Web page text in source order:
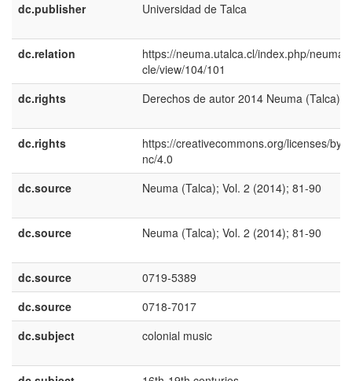
dc.publisher
Universidad de Talca
dc.relation
https://neuma.utalca.cl/index.php/neuma/
cle/view/104/101
dc.rights
Derechos de autor 2014 Neuma (Talca)
dc.rights
https://creativecommons.org/licenses/by-
nc/4.0
dc.source
Neuma (Talca); Vol. 2 (2014); 81-90
dc.source Neuma (Talca); Vol. 2 (2014); 81-90
dc.source
0719-5389
dc.source
0718-7017
dc.subject
colonial music